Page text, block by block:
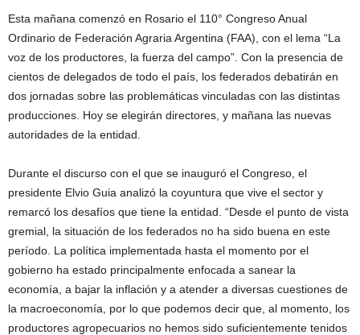
Esta mañana comenzó en Rosario el 110° Congreso Anual
Ordinario de Federación Agraria Argentina (FAA), con el lema “La
voz de los productores, la fuerza del campo”. Con la presencia de
cientos de delegados de todo el país, los federados debatirán en
dos jornadas sobre las problemáticas vinculadas con las distintas
producciones. Hoy se elegirán directores, y mañana las nuevas
autoridades de la entidad.
Durante el discurso con el que se inauguró el Congreso, el
presidente Elvio Guia analizó la coyuntura que vive el sector y
remarcó los desafíos que tiene la entidad. “Desde el punto de vista
gremial, la situación de los federados no ha sido buena en este
período. La política implementada hasta el momento por el
gobierno ha estado principalmente enfocada a sanear la
economía, a bajar la inflación y a atender a diversas cuestiones de
la macroeconomía, por lo que podemos decir que, al momento, los
productores agropecuarios no hemos sido suficientemente tenidos